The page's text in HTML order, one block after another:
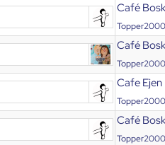
Café
Topper2000
Café
Topper2000
Cafe
Topper2000
Café
Topper2000